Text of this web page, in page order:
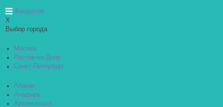
Феодосия
X
Выбор города
Москва
Ростов-на-Дону
Санкт-Петербург
Абакан
Анадырь
Архангельск